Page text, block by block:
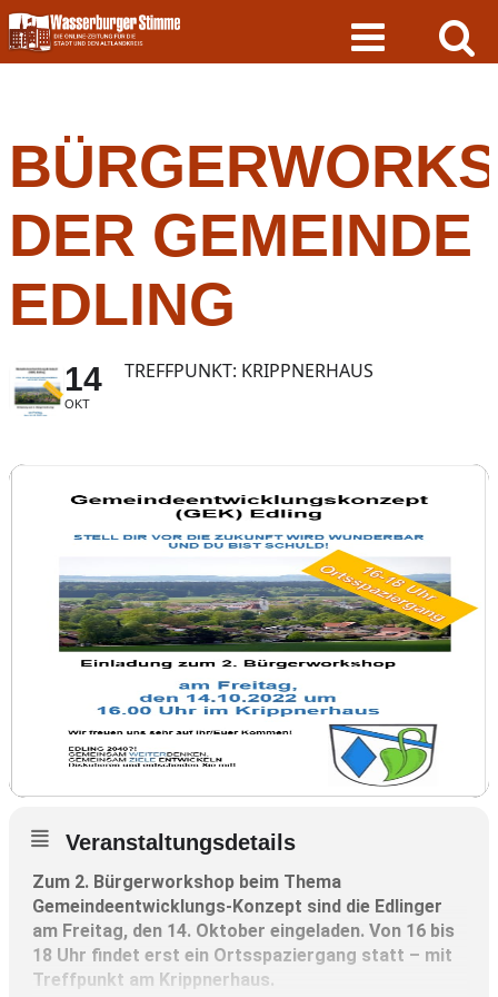
Skip
to
content
DER GEMEINDE
EDLING
14
OKT
TREFFPUNKT: KRIPPNERHAUS
Veranstaltungsdetails
Zum 2. Bürgerworkshop beim Thema
Gemeindeentwicklungs-Konzept sind die Edlinger
am Freitag, den 14. Oktober eingeladen. Von 16 bis
18 Uhr findet erst ein Ortsspaziergang statt – mit
Treffpunkt am Krippnerhaus.